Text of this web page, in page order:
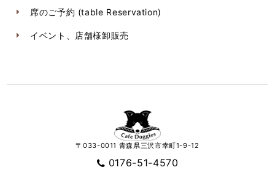
席のご予約 (table Reservation)
イベント、店舗様卸販売
〒033-0011 青森県三沢市幸町1-9-12
0176-51-4570